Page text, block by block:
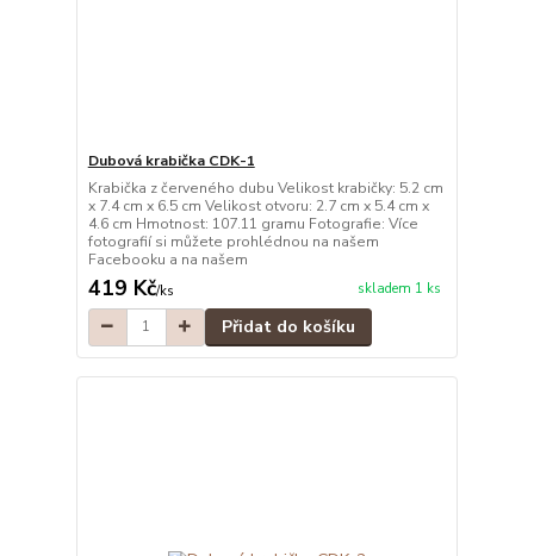
Dubová krabička CDK-1
Krabička z červeného dubu Velikost krabičky: 5.2 cm
x 7.4 cm x 6.5 cm Velikost otvoru: 2.7 cm x 5.4 cm x
4.6 cm Hmotnost: 107.11 gramu Fotografie: Více
fotografií si můžete prohlédnou na našem
Facebooku a na našem
419 Kč/ks skladem 1 ks
Přidat do košíku